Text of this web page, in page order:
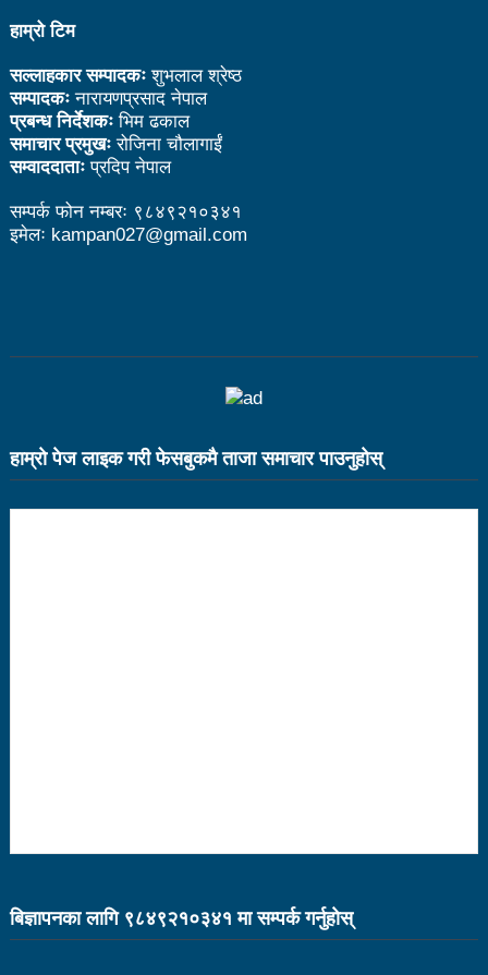
भरतपुर महानगर युवा संजालको फुटसल : पुरुषतर्फ वडा नं. ५ र
महिलातर्फ २३ विजयी
Public governance training class for sister cities
in Indian Ocean Rim countries was successfully
launched in Kunming
रसुवा उडेको हेलिकप्टर दुर्घटनाः ५ जनाको मृत्यु
नेपालको आर्थिक सामाजिक विकास नै चीनको उत्कट चाहना
संघीयताका अवसर र उपलब्धीको सदुपयोग गर्नुपर्नेमा वक्ताहरुको
जोड
सौर्य एयर दुर्घटनाः आफ्नै कर्मचारी लिएर पोखरा जाँदै थियो
सौर्य एयरको जहाज दुर्घटनाः २ जनाको शब फेला
हाम्रो टिम
सल्लाहकार सम्पादकःशुभलाल श्रेष्ठ
सम्पादकःनारायणप्रसाद नेपाल
प्रबन्ध निर्देशकःभिम ढकाल
समाचार प्रमुखःरोजिना चौलागाईं
सम्वाददाताःप्रदिप नेपाल
सम्पर्क फोन नम्बरः ९८४९२१०३४१
इमेलः kampan027@gmail.com
हाम्राे पेज लाइक गरी फेसबुकमै ताजा समाचार पाउनुहाेस्
बिज्ञापनका लागि ९८४९२१०३४१ मा सम्पर्क गर्नुहाेस्